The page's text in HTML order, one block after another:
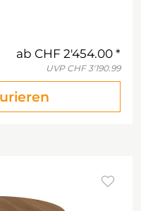
ab CHF 2'454.00
UVP CHF 3'190.99